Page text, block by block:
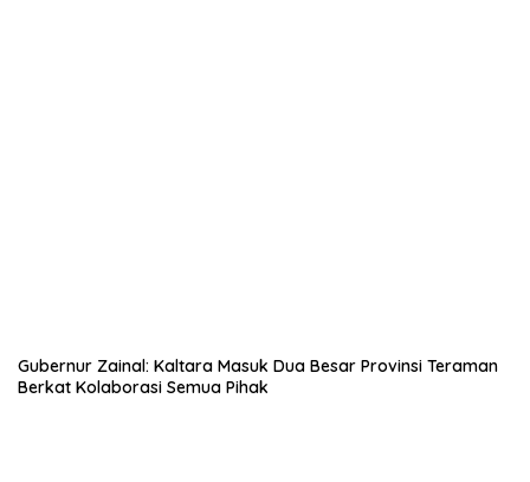
Gubernur Zainal: Kaltara Masuk Dua Besar Provinsi Teraman
Berkat Kolaborasi Semua Pihak